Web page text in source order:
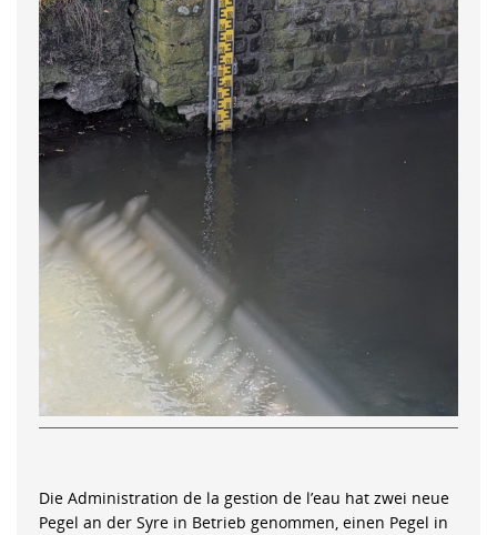
Die Administration de la gestion de l’eau hat zwei neue
Pegel an der Syre in Betrieb genommen, einen Pegel in